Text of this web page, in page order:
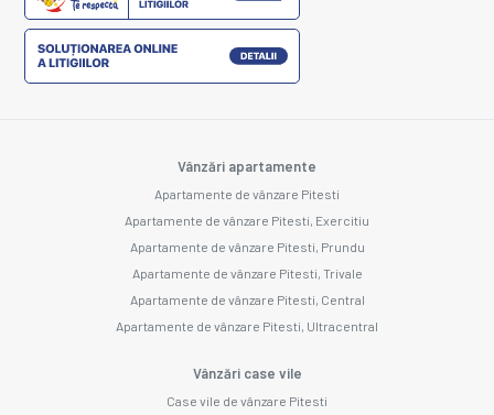
Vânzări apartamente
Apartamente de vânzare Pitesti
Apartamente de vânzare Pitesti, Exercitiu
Apartamente de vânzare Pitesti, Prundu
Apartamente de vânzare Pitesti, Trivale
Apartamente de vânzare Pitesti, Central
Apartamente de vânzare Pitesti, Ultracentral
Vânzări case vile
Case vile de vânzare Pitesti